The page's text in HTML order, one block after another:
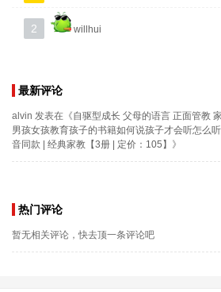
2 willhui
最新评论
alvin 发表在《自驱型成长 父母的语言 正面管教
男孩女孩教育孩子的书籍如何说孩子才会听怎么
音同款 | 经典家教【3册 | 定价：105】 》
热门评论
暂无相关评论，快去顶一条评论吧